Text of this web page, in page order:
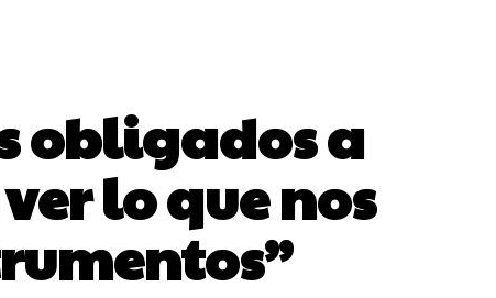
obligados a
lo que nos